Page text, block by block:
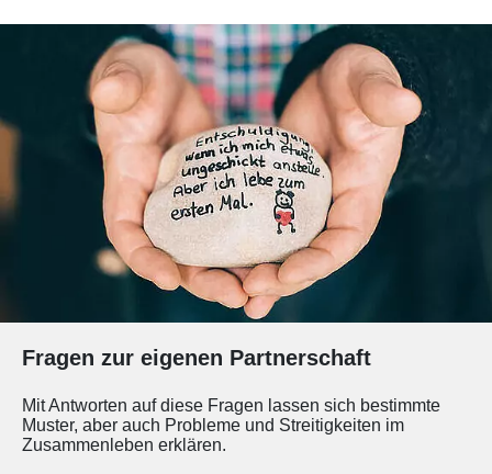
Fragen zur eigenen Partnerschaft
Mit Antworten auf diese Fragen lassen sich bestimmte
Muster, aber auch Probleme und Streitigkeiten im
Zusammenleben erklären.